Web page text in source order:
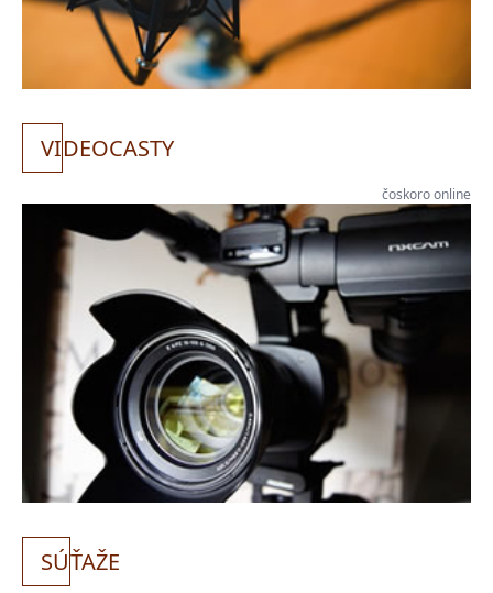
VIDEOCASTY
čoskoro online
SÚŤAŽE